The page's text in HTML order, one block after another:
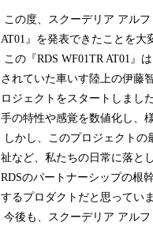
この度、スクーデリア アル
AT01』を発表できたことを大
この『RDS WF01TR AT01』
されていた車いす陸上の伊藤
ロジェクトをスタートしまし
手の特性や感覚を数値化し、
しかし、このプロジェクト
祉など、私たちの日常に落と
RDSのパートナーシップの根
するプロダクトだと思っていま
今後も、スクーデリア アル